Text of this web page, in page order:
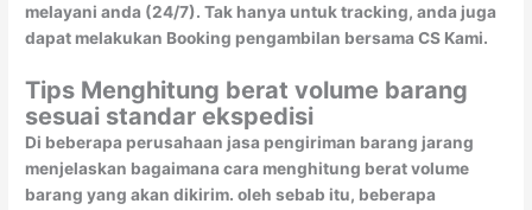
melayani anda (24/7). Tak hanya untuk tracking, anda juga
dapat melakukan Booking pengambilan bersama CS Kami.
Tips Menghitung berat volume barang
sesuai standar ekspedisi
Di beberapa perusahaan jasa pengiriman barang jarang
menjelaskan bagaimana cara menghitung berat volume
barang yang akan dikirim. oleh sebab itu, beberapa